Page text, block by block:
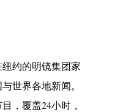
约的明镜集团家
世界各地新闻。
，覆盖24小时，